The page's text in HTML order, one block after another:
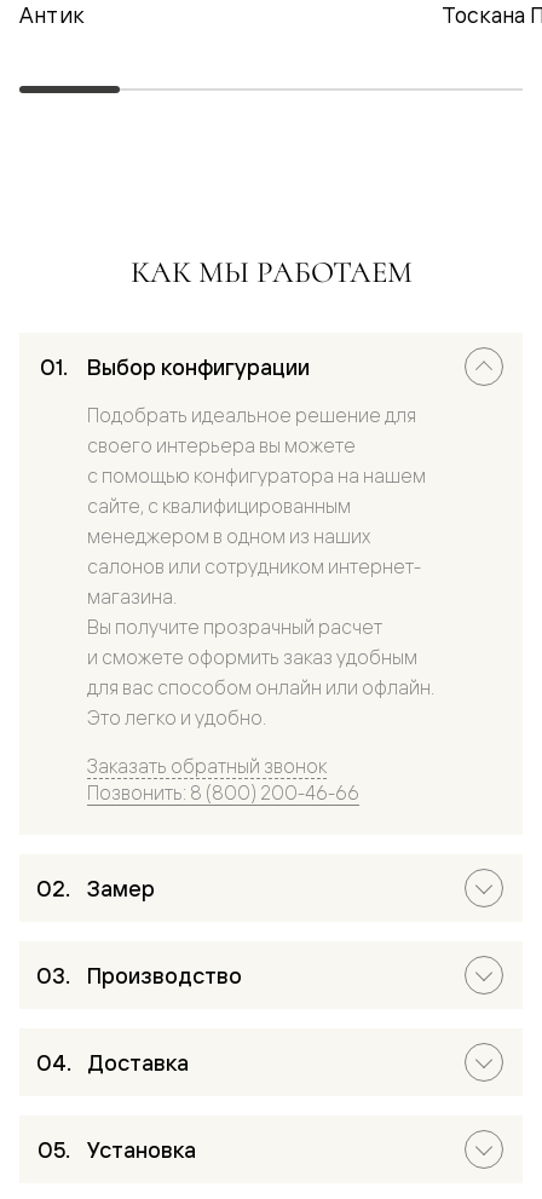
Антик Тоскана
КАК МЫ РАБОТАЕМ
Выбор конфигурации
Подобрать идеальное решение для
своего интерьера вы можете
с помощью конфигуратора на нашем
сайте, с квалифицированным
менеджером в одном из наших
салонов или сотрудником интернет-
магазина.
Вы получите прозрачный расчет
и сможете оформить заказ удобным
для вас способом онлайн или офлайн.
Это легко и удобно.
Заказать обратный звонок
Позвонить: 8 (800) 200-46-66
Замер
Производство
Доставка
Установка